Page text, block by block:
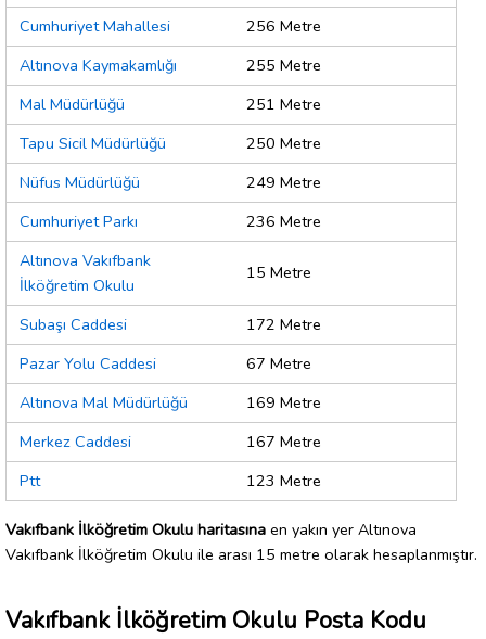
Cumhuriyet Mahallesi
256 Metre
Altınova Kaymakamlığı
255 Metre
Mal Müdürlüğü
251 Metre
Tapu Sicil Müdürlüğü
250 Metre
Nüfus Müdürlüğü
249 Metre
Cumhuriyet Parkı
236 Metre
Altınova Vakıfbank
İlköğretim Okulu
15 Metre
Subaşı Caddesi
172 Metre
Pazar Yolu Caddesi
67 Metre
Altınova Mal Müdürlüğü
169 Metre
Merkez Caddesi
167 Metre
Ptt
123 Metre
Vakıfbank İlköğretim Okulu haritasına en yakın yer Altınova
Vakıfbank İlköğretim Okulu ile arası 15 metre olarak hesaplanmıştır.
Vakıfbank İlköğretim Okulu Posta Kodu